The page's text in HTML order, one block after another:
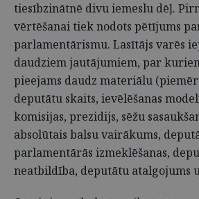
tiesībzinātnē divu iemeslu dēļ.
vērtēšanai tiek nodots pētījums
parlamentārismu. Lasītājs varēs
daudziem jautājumiem, par
pieejams daudz materiālu
deputātu skaits, ievēlēšanas
komisijas, prezidijs, sēžu
absolūtais balsu vairākums,
parlamentārās izmeklēšanas,
neatbildība, deputātu atalgojums